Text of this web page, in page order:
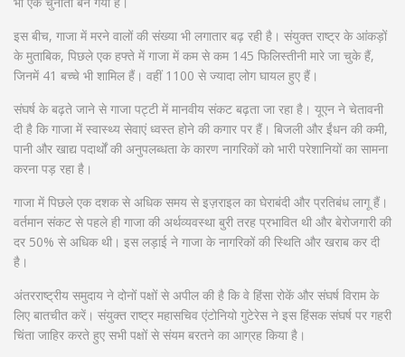
इस बीच, गाजा में मरने वालों की संख्या भी लगातार बढ़ रही है। संयुक्त राष्ट्र के आंकड़ों
के मुताबिक, पिछले एक हफ्ते में गाजा में कम से कम 145 फिलिस्तीनी मारे जा चुके हैं,
जिनमें 41 बच्चे भी शामिल हैं। वहीं 1100 से ज्यादा लोग घायल हुए हैं।
संघर्ष के बढ़ते जाने से गाजा पट्टी में मानवीय संकट बढ़ता जा रहा है। यूएन ने चेतावनी
दी है कि गाजा में स्वास्थ्य सेवाएं ध्वस्त होने की कगार पर हैं। बिजली और ईंधन की कमी,
पानी और खाद्य पदार्थों की अनुपलब्धता के कारण नागरिकों को भारी परेशानियों का सामना
करना पड़ रहा है।
गाजा में पिछले एक दशक से अधिक समय से इज़राइल का घेराबंदी और प्रतिबंध लागू हैं।
वर्तमान संकट से पहले ही गाजा की अर्थव्यवस्था बुरी तरह प्रभावित थी और बेरोजगारी की
दर 50% से अधिक थी। इस लड़ाई ने गाजा के नागरिकों की स्थिति और खराब कर दी
है।
अंतरराष्ट्रीय समुदाय ने दोनों पक्षों से अपील की है कि वे हिंसा रोकें और संघर्ष विराम के
लिए बातचीत करें। संयुक्त राष्ट्र महासचिव एंटोनियो गुटेरेस ने इस हिंसक संघर्ष पर गहरी
चिंता जाहिर करते हुए सभी पक्षों से संयम बरतने का आग्रह किया है।